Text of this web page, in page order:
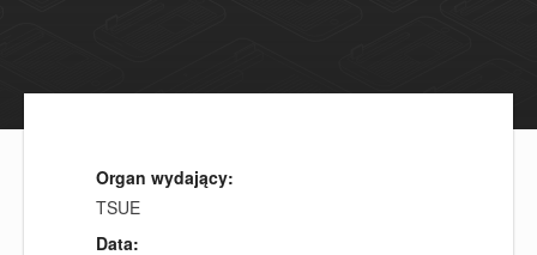
Organ wydający:
TSUE
Data: